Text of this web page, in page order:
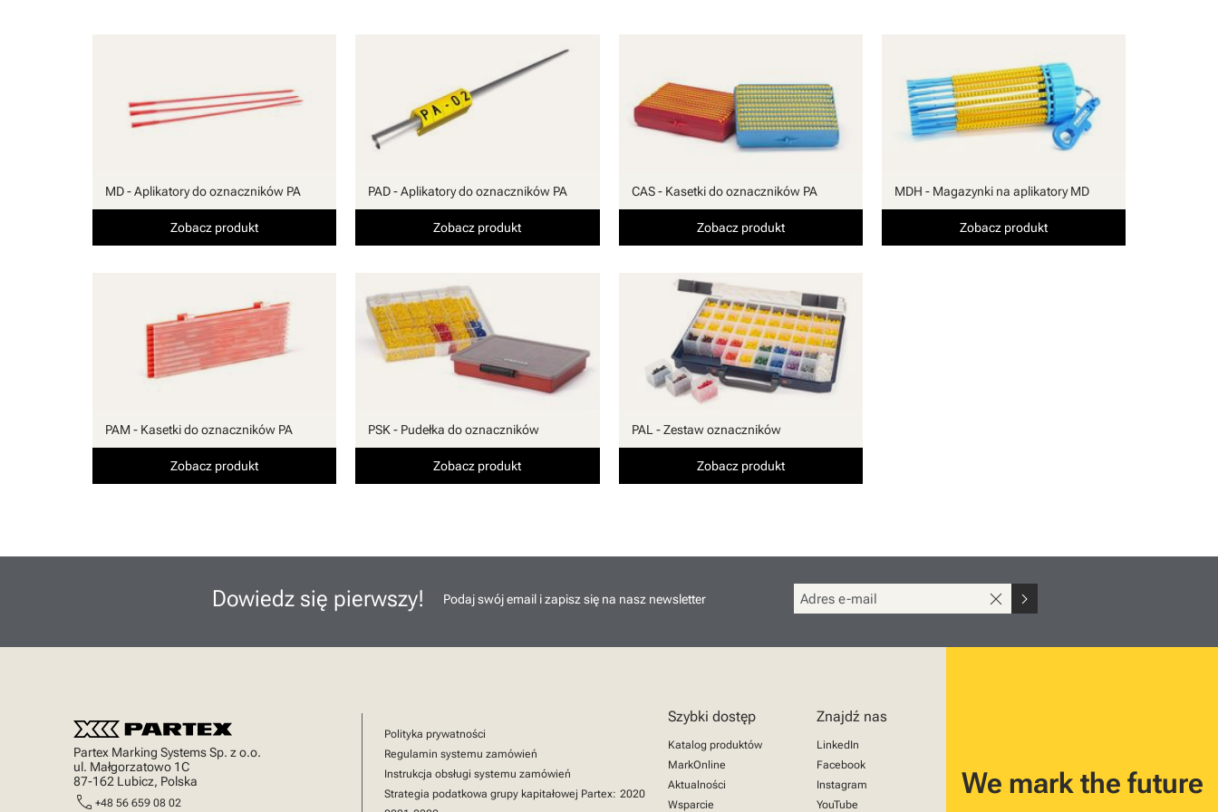
MD - Aplikatory do oznaczników PA
Zobacz produkt
PAD - Aplikatory do oznaczników PA
Zobacz produkt
CAS - Kasetki do oznaczników PA
Zobacz produkt
MDH - Magazynki na aplikatory MD
Zobacz produkt
PAM - Kasetki do oznaczników PA
Zobacz produkt
PSK - Pudełka do oznaczników
Zobacz produkt
PAL - Zestaw oznaczników
Zobacz produkt
Dowiedz się pierwszy! Podaj swój email i zapisz się na nasz newsletter close chevron_right
Partex Marking Systems Sp. z o.o.
ul. Małgorzatowo 1C
87-162 Lubicz, Polska
call +48 56 659 08 02
Polityka prywatności
Regulamin systemu zamówień
Instrukcja obsługi systemu zamówień
Strategia podatkowa grupy kapitałowej Partex: 2020
Szybki dostęp
Katalog produktów
MarkOnline
Aktualności
Wsparcie
Znajdź nas
LinkedIn
Facebook
Instagram
YouTube
We mark the future